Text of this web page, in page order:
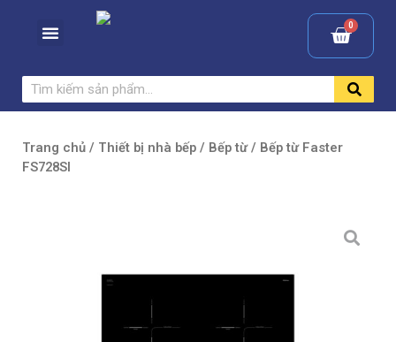
Trang chủ / Thiết bị nhà bếp / Bếp từ/ Bếp từ Faster
FS728SI